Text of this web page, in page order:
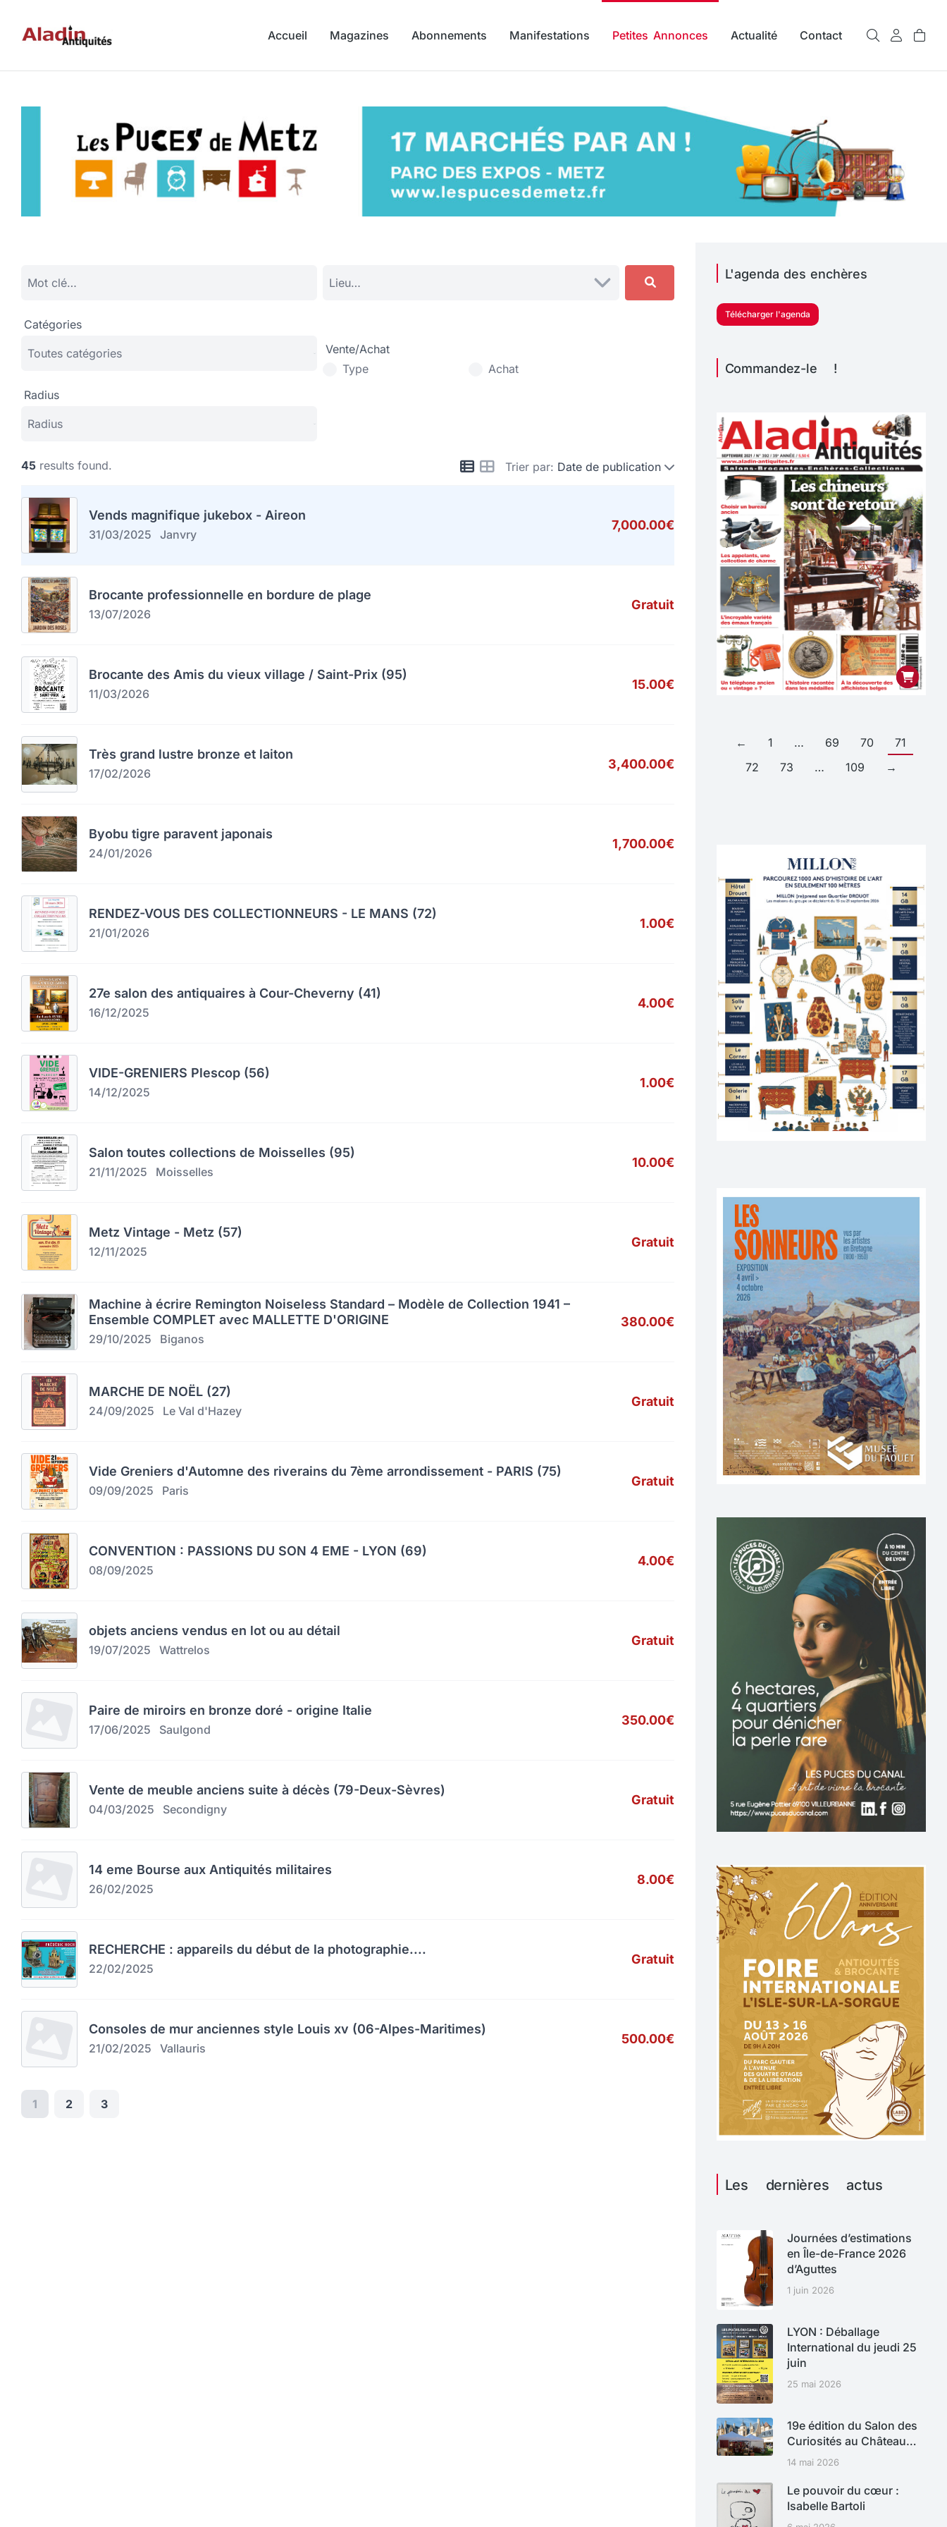
Accueil Magazines Abonnements Manifestations Petites Annonces Actualité Contact
Catégories
Vente/Achat
Type
Achat
Radius
Trier par: Date de publication
45 results found.
Vends magnifique jukebox - Aireon
31/03/2025 Janvry
7,000.00€
Brocante professionnelle en bordure de plage
13/07/2026
Gratuit
Brocante des Amis du vieux village / Saint-Prix (95)
11/03/2026
15.00€
Très grand lustre bronze et laiton
17/02/2026
3,400.00€
Byobu tigre paravent japonais
24/01/2026
1,700.00€
RENDEZ-VOUS DES COLLECTIONNEURS - LE MANS (72)
21/01/2026
1.00€
27e salon des antiquaires à Cour-Cheverny (41)
16/12/2025
4.00€
VIDE-GRENIERS Plescop (56)
14/12/2025
1.00€
Salon toutes collections de Moisselles (95)
21/11/2025 Moisselles
10.00€
Metz Vintage - Metz (57)
12/11/2025
Gratuit
Machine à écrire Remington Noiseless Standard – Modèle de Collection 1941 –
Ensemble COMPLET avec MALLETTE D'ORIGINE
29/10/2025 Biganos
380.00€
MARCHE DE NOËL (27)
24/09/2025 Le Val d'Hazey
Gratuit
Vide Greniers d'Automne des riverains du 7ème arrondissement - PARIS (75)
09/09/2025 Paris
Gratuit
CONVENTION : PASSIONS DU SON 4 EME - LYON (69)
08/09/2025
4.00€
objets anciens vendus en lot ou au détail
19/07/2025 Wattrelos
Gratuit
Paire de miroirs en bronze doré - origine Italie
17/06/2025 Saulgond
350.00€
Vente de meuble anciens suite à décès (79-Deux-Sèvres)
04/03/2025 Secondigny
Gratuit
14 eme Bourse aux Antiquités militaires
26/02/2025
8.00€
RECHERCHE : appareils du début de la photographie....
22/02/2025
Gratuit
Consoles de mur anciennes style Louis xv (06-Alpes-Maritimes)
21/02/2025 Vallauris
500.00€
1 2 3
L'agenda des enchères
Télécharger l'agenda
Commandez-le !
← 1 … 69 70
71
72
73 … 109 →
Les dernières actus
Journées d’estimations
en Île-de-France 2026
d’Aguttes
1 juin 2026
LYON : Déballage
International du jeudi 25
juin
25 mai 2026
19e édition du Salon des
Curiosités au Château…
14 mai 2026
Le pouvoir du cœur :
Isabelle Bartoli